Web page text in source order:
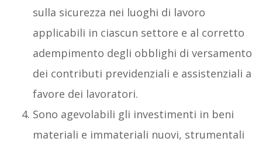
sulla sicurezza nei luoghi di lavoro
applicabili in ciascun settore e al corretto
adempimento degli obblighi di versamento
dei contributi previdenziali e assistenziali a
favore dei lavoratori.
Sono agevolabili gli investimenti in beni
materiali e immateriali nuovi, strumentali